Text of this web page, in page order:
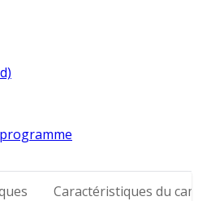
Caractéristiques du